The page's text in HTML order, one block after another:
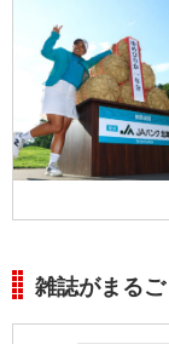
雑誌がまるご